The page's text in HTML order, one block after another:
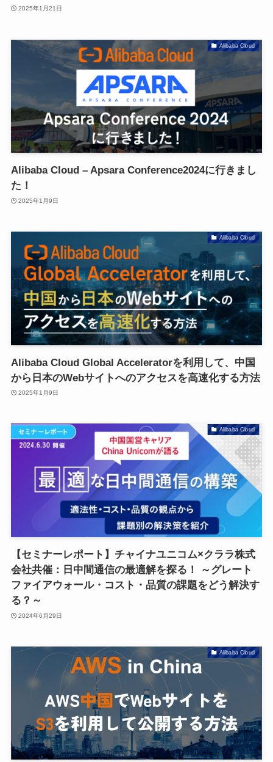
2025年1月21日
Alibaba Cloud
Alibaba Cloud – Apsara Conference2024に行きまし
た！
2025年1月9日
Alibaba Cloud
Alibaba Cloud Global Acceleratorを利用して、中国
から日本のWebサイトへのアクセスを高速化する方法
2025年1月9日
Alibaba Cloud
【セミナーレポート】チャイナユニコム×クララ株式
会社共催：日中間通信の最適解を探る！ ～グレート
ファイアウォール・コスト・品質の課題をどう解決す
る？～
2024年6月29日
Alibaba Cloud